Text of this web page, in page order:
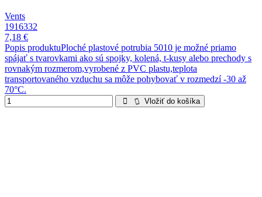
Vents
1916332
7,18 €
Popis produktuPloché plastové potrubia 5010 je možné priamo
spájať s tvarovkami ako sú spojky, kolená, t-kusy alebo prechody s
rovnakým rozmerom,vyrobené z PVC plastu,teplota
transportovaného vzduchu sa môže pohybovať v rozmedzí -30 až
70°C.
Vložiť do košíka